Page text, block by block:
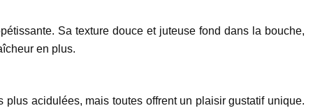
Sa texture douce et juteuse fond dans la bouche,
en plus.
acidulées, mais toutes offrent un plaisir gustatif unique.